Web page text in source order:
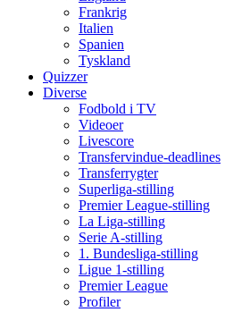
Frankrig
Italien
Spanien
Tyskland
Quizzer
Diverse
Fodbold i TV
Videoer
Livescore
Transfervindue-deadlines
Transferrygter
Superliga-stilling
Premier League-stilling
La Liga-stilling
Serie A-stilling
1. Bundesliga-stilling
Ligue 1-stilling
Premier League
Profiler